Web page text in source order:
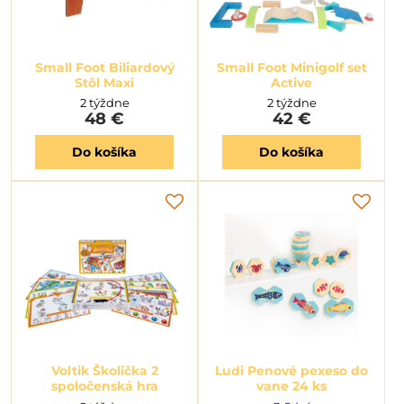
Small Foot Biliardový
Stôl Maxi
2 týždne
48 €
Do košíka
Small Foot Minigolf set
Active
2 týždne
42 €
Do košíka
Voltik Školička 2
spoločenská hra
Ludi Penové pexeso do
vane 24 ks